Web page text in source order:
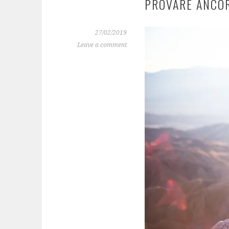
PROVARE
27/02/2019
Leave a comment